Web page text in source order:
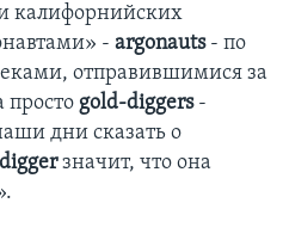
калифорнийских
- argonauts- по
отправившимися за
просто gold-diggers-
дни сказать о
значит, что она